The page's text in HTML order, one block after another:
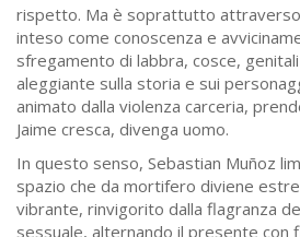
rispetto. Ma è soprattutto
inteso come conoscenza e
sfregamento di labbra, cosce,
aleggiante sulla storia e sui
animato dalla violenza carceria,
Jaime cresca, divenga uomo.
In questo senso, Sebastian Muñoz
spazio che da mortifero diviene
vibrante, rinvigorito dalla flagranza
sessuale, alternando il presente con